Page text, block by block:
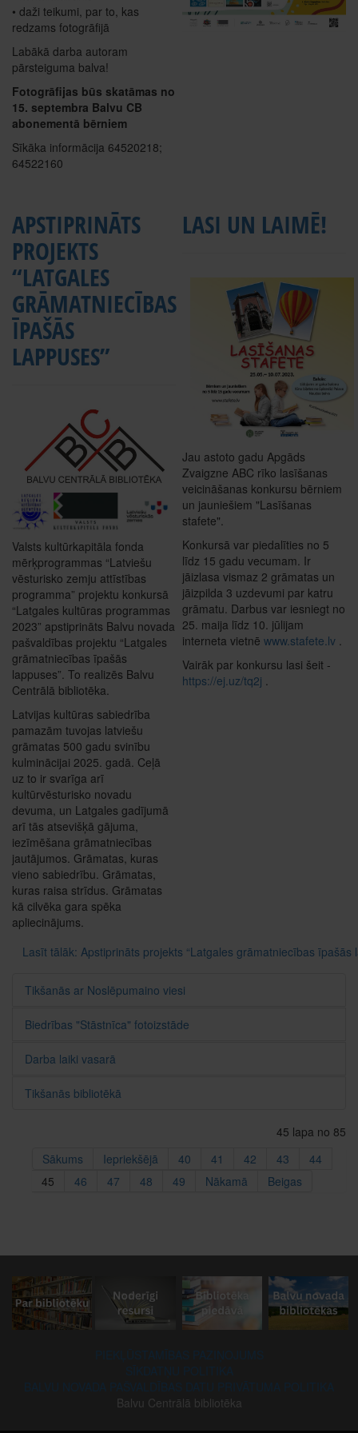
• daži teikumi, par to, kas
redzams fotogrāfijā
Labākā darba autoram
pārsteiguma balva!
Fotogrāfijas būs skatāmas no
15. septembra Balvu CB
abonementā bērniem
Sīkāka informācija 64520218;
64522160
APSTIPRINĀTS
PROJEKTS
“LATGALES
GRĀMATNIECĪBAS
ĪPAŠĀS
LAPPUSES”
Valsts kultūrkapitāla fonda
mērķprogrammas “Latviešu
vēsturisko zemju attīstības
programma” projektu konkursā
“Latgales kultūras programmas
2023” apstiprināts Balvu novada
pašvaldības projektu “Latgales
grāmatniecības īpašās
lappuses”. To realizēs Balvu
Centrālā bibliotēka.
Latvijas kultūras sabiedrība
pamazām tuvojas latviešu
grāmatas 500 gadu svinību
kulminācijai 2025. gadā. Ceļā
uz to ir svarīga arī
kultūrvēsturisko novadu
devuma, un Latgales gadījumā
arī tās atsevišķā gājuma,
iezīmēšana grāmatniecības
jautājumos. Grāmatas, kuras
vieno sabiedrību. Grāmatas,
kuras raisa strīdus. Grāmatas
kā cilvēka gara spēka
apliecinājums.
Lasīt tālāk: Apstiprināts projekts “Latgales grāmatniecības īpašās
LASI UN LAIMĒ!
Jau astoto gadu Apgāds
Zvaigzne ABC rīko lasīšanas
veicināšanas konkursu bērniem
un jauniešiem "Lasīšanas
stafete".
Konkursā var piedalīties no 5
līdz 15 gadu vecumam. Ir
jāizlasa vismaz 2 grāmatas un
jāizpilda 3 uzdevumi par katru
grāmatu. Darbus var iesniegt no
25. maija līdz 10. jūlijam
interneta vietnēwww.stafete.lv .
Vairāk par konkursu lasi šeit -
https://ej.uz/tq2j .
Tikšanās ar Noslēpumaino viesi
Biedrības "Stāstnīca" fotoizstāde
Darba laiki vasarā
Tikšanās bibliotēkā
45 lapa no 85
Sākums
Iepriekšējā 40 41 42 43
44
45
46 47 48 49 Nākamā Beigas
Balvu Centrālā bibliotēka